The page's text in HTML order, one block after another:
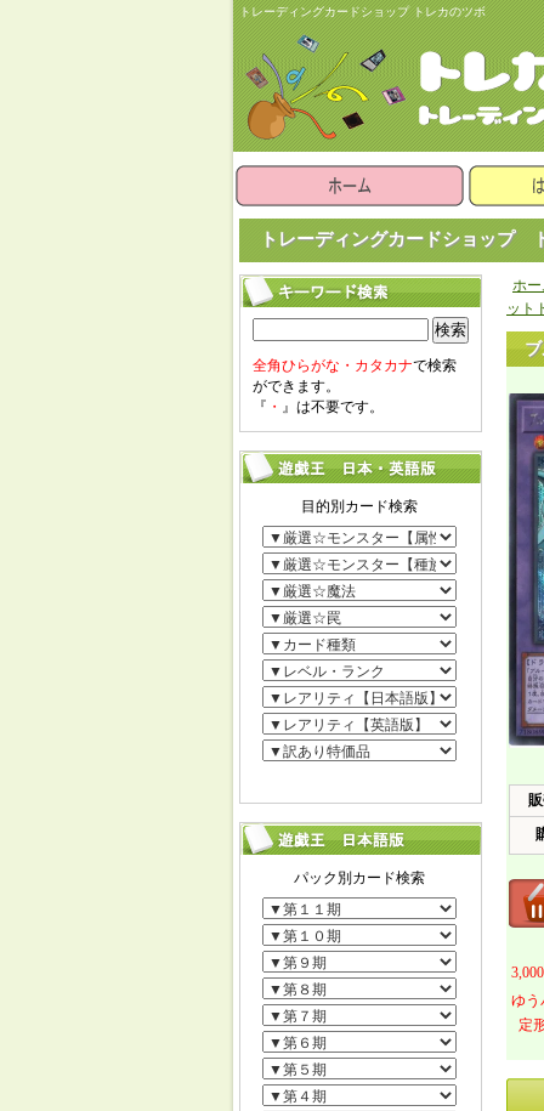
トレーディングカードショップ トレカのツボ
トレーディングカードショップ
検索
全角ひらがな・カタカナで検索
ができます。
『 ・ 』は不要です。
ホ
ット
ゆう
定